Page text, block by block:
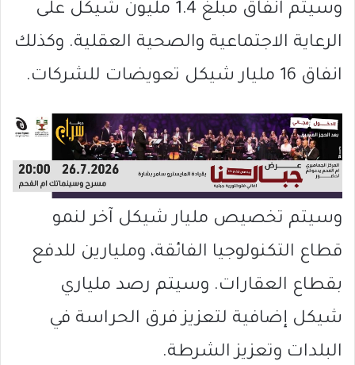
وسيتم انفاق مبلغ 1.4 مليون شيكل على
الرعاية الاجتماعية والصحية العقلية. وكذلك
انفاق 16 مليار شيكل تعويضات للشركات.
وسيتم تخصيص مليار شيكل آخر لنمو
قطاع التكنولوجيا الفائقة، ومليارين للدفع
بقطاع العقارات. وسيتم رصد ملياري
شيكل إضافية لتعزيز فرق الحراسة في
البلدات وتعزيز الشرطة.